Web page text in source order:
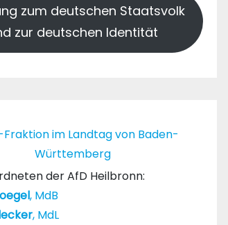
zum deutschen Staatsvolk
zur deutschen Identität
der AfD Heilbronn:
, MdB
, MdL